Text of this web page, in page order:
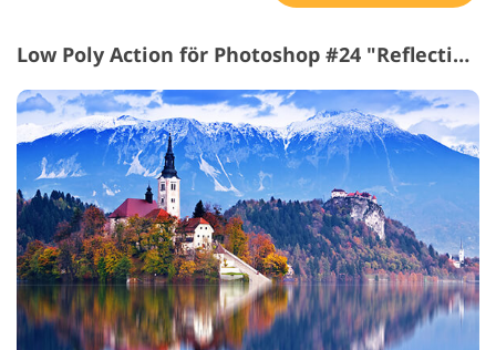
Low Poly Action för Photoshop #24 "Reflection"